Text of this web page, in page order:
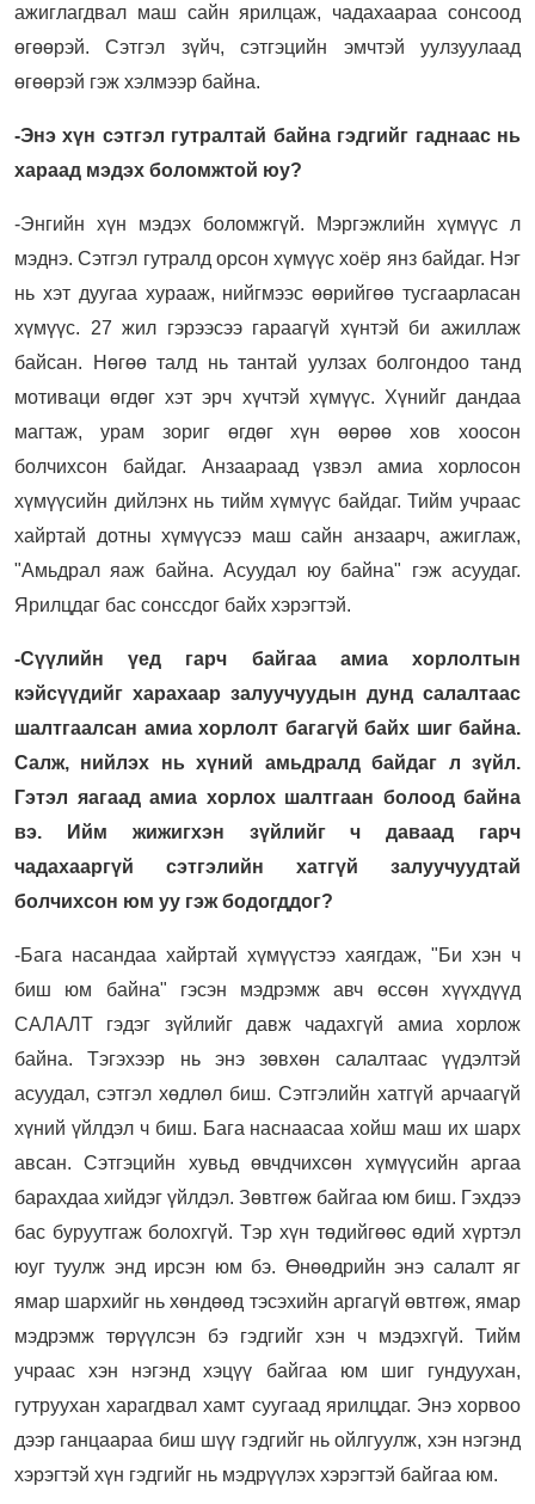
ажиглагдвал маш сайн ярилцаж, чадахаараа сонсоод
өгөөрэй. Сэтгэл зүйч, сэтгэцийн эмчтэй уулзуулаад
өгөөрэй гэж хэлмээр байна.
-Энэ хүн сэтгэл гутралтай байна гэдгийг гаднаас нь
хараад мэдэх боломжтой юу?
-Энгийн хүн мэдэх боломжгүй. Мэргэжлийн хүмүүс л
мэднэ. Сэтгэл гутралд орсон хүмүүс хоёр янз байдаг. Нэг
нь хэт дуугаа хурааж, нийгмээс өөрийгөө тусгаарласан
хүмүүс. 27 жил гэрээсээ гараагүй хүнтэй би ажиллаж
байсан. Нөгөө талд нь тантай уулзах болгондоо танд
мотиваци өгдөг хэт эрч хүчтэй хүмүүс. Хүнийг дандаа
магтаж, урам зориг өгдөг хүн өөрөө хов хоосон
болчихсон байдаг. Анзаараад үзвэл амиа хорлосон
хүмүүсийн дийлэнх нь тийм хүмүүс байдаг. Тийм учраас
хайртай дотны хүмүүсээ маш сайн анзаарч, ажиглаж,
"Амьдрал яаж байна. Асуудал юу байна" гэж асуудаг.
Ярилцдаг бас сонссдог байх хэрэгтэй.
-Сүүлийн үед гарч байгаа амиа хорлолтын
кэйсүүдийг харахаар залуучуудын дунд салалтаас
шалтгаалсан амиа хорлолт багагүй байх шиг байна.
Салж, нийлэх нь хүний амьдралд байдаг л зүйл.
Гэтэл яагаад амиа хорлох шалтгаан болоод байна
вэ. Ийм жижигхэн зүйлийг ч даваад гарч
чадахааргүй сэтгэлийн хатгүй залуучуудтай
болчихсон юм уу гэж бодогддог?
-Бага насандаа хайртай хүмүүстээ хаягдаж, "Би хэн ч
биш юм байна" гэсэн мэдрэмж авч өссөн хүүхдүүд
САЛАЛТ гэдэг зүйлийг давж чадахгүй амиа хорлож
байна. Тэгэхээр нь энэ зөвхөн салалтаас үүдэлтэй
асуудал, сэтгэл хөдлөл биш. Сэтгэлийн хатгүй арчаагүй
хүний үйлдэл ч биш. Бага наснаасаа хойш маш их шарх
авсан. Сэтгэцийн хувьд өвчдчихсөн хүмүүсийн аргаа
барахдаа хийдэг үйлдэл. Зөвтгөж байгаа юм биш. Гэхдээ
бас буруутгаж болохгүй. Тэр хүн төдийгөөс өдий хүртэл
юуг туулж энд ирсэн юм бэ. Өнөөдрийн энэ салалт яг
ямар шархийг нь хөндөөд тэсэхийн аргагүй өвтгөж, ямар
мэдрэмж төрүүлсэн бэ гэдгийг хэн ч мэдэхгүй. Тийм
учраас хэн нэгэнд хэцүү байгаа юм шиг гундуухан,
гутруухан харагдвал хамт суугаад ярилцдаг. Энэ хорвоо
дээр ганцаараа биш шүү гэдгийг нь ойлгуулж, хэн нэгэнд
хэрэгтэй хүн гэдгийг нь мэдрүүлэх хэрэгтэй байгаа юм.